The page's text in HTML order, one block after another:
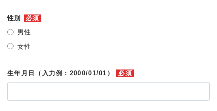
性別
必須
男性
女性
生年月日（入力例：2000/01/01） 必須